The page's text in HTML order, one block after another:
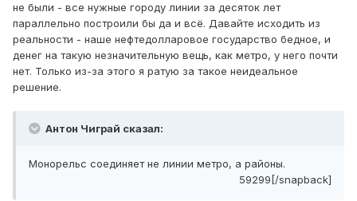
не были - все нужные городу линии за десяток лет
параллельно построили бы да и всё. Давайте исходить из
реальности - наше нефтедолларовое государство бедное, и
денег на такую незначительную вещь, как метро, у него почти
нет. Только из-за этого я ратую за такое неидеальное
решение.
Антон Чиграй сказал:
Монорельс соединяет не линии метро, а районы.
59299[/snapback]